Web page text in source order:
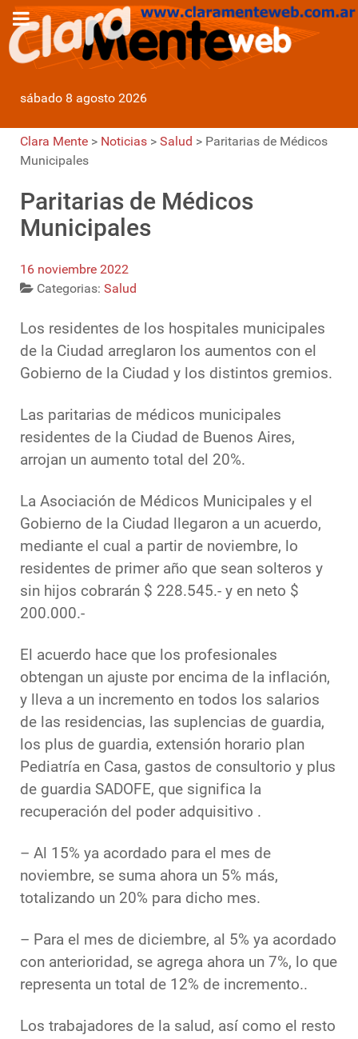
sábado 8 agosto 2026
Clara Mente > Noticias > Salud > Paritarias de Médicos
Municipales
Paritarias de Médicos
Municipales
16 noviembre 2022
Categorias: Salud
Los residentes de los hospitales municipales
de la Ciudad arreglaron los aumentos con el
Gobierno de la Ciudad y los distintos gremios.
Las paritarias de médicos municipales
residentes de la Ciudad de Buenos Aires,
arrojan un aumento total del 20%.
La Asociación de Médicos Municipales y el
Gobierno de la Ciudad llegaron a un acuerdo,
mediante el cual a partir de noviembre, lo
residentes de primer año que sean solteros y
sin hijos cobrarán $ 228.545.- y en neto $
200.000.-
El acuerdo hace que los profesionales
obtengan un ajuste por encima de la inflación,
y lleva a un incremento en todos los salarios
de las residencias, las suplencias de guardia,
los plus de guardia, extensión horario plan
Pediatría en Casa, gastos de consultorio y plus
de guardia SADOFE, que significa la
recuperación del poder adquisitivo .
– Al 15% ya acordado para el mes de
noviembre, se suma ahora un 5% más,
totalizando un 20% para dicho mes.
– Para el mes de diciembre, al 5% ya acordado
con anterioridad, se agrega ahora un 7%, lo que
representa un total de 12% de incremento..
Los trabajadores de la salud, así como el resto